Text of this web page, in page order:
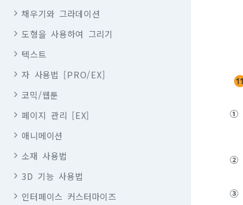
채우기와 그라데이션
도형을 사용하여 그리기
텍스트
자 사용법 [PRO/EX]
코믹/웹툰
페이지 관리 [EX]
애니메이션
소재 사용법
3D 기능 사용법
인터페이스 커스터마이즈
①
②
③